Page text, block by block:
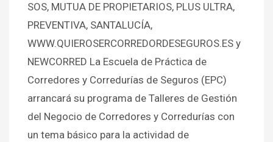
SOS, MUTUA DE PROPIETARIOS, PLUS ULTRA,
PREVENTIVA, SANTALUCÍA,
WWW.QUIEROSERCORREDORDESEGUROS.ES y
NEWCORRED La Escuela de Práctica de
Corredores y Corredurías de Seguros (EPC)
arrancará su programa de Talleres de Gestión
del Negocio de Corredores y Corredurías con
un tema básico para la actividad de